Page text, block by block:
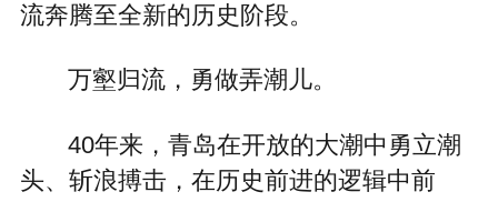
流奔腾至全新的历史阶段。
万壑归流，勇做弄潮儿。
40年来，青岛在开放的大潮中勇立潮
头、斩浪搏击，在历史前进的逻辑中前